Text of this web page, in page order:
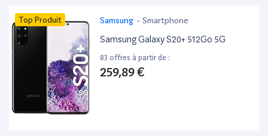
Top Produit Samsung - Smartphone
Samsung Galaxy S20+ 512Go 5G
83 offres à partir de :
259,89 €